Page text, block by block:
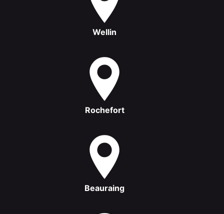
Wellin
Rochefort
Beauraing